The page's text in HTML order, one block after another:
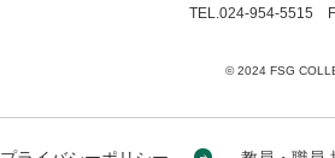
TEL.024-954-5515
©︎ 2024 FSG